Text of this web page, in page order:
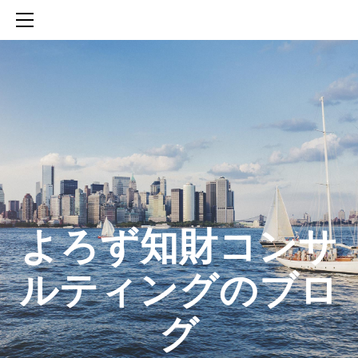
​よろず知財コンサ
ルティングのブロ
グ
SERVICES
知財活動のROICへの貢献
生成AIを活用した知財戦略の策定方法
生成AIとの「壁打ち」で、新たな発明を創出する方法